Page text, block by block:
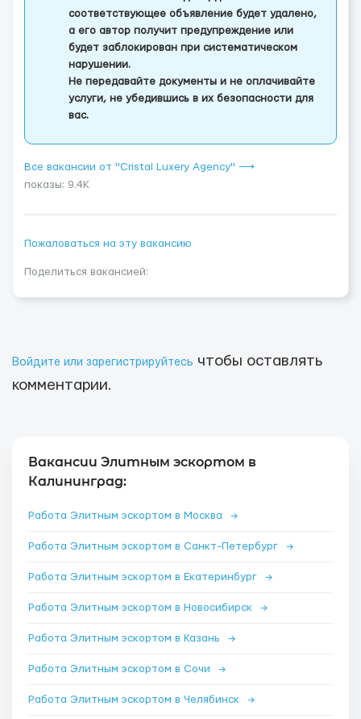
соответствующее объявление будет удалено,
а его автор получит предупреждение или
будет заблокирован при систематическом
нарушении.
Не передавайте документы и не оплачивайте
услуги, не убедившись в их безопасности для
вас.
Все вакансии от "Cristal Luxery Agency" ⟶
показы: 9.4K
Пожаловаться на эту вакансию
Поделиться вакансией:
Войдите или зарегистрируйтесь чтобы оставлять
комментарии.
Вакансии Элитным эскортом в
Калининград:
Работа Элитным эскортом в Москва →
Работа Элитным эскортом в Санкт-Петербург →
Работа Элитным эскортом в Екатеринбург →
Работа Элитным эскортом в Новосибирск →
Работа Элитным эскортом в Казань →
Работа Элитным эскортом в Сочи →
Работа Элитным эскортом в Челябинск →